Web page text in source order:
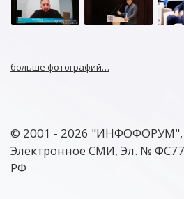
больше фотографий…
© 2001 - 2026 "ИНФОФОРУМ",
Электронное СМИ, Эл. №
РФ